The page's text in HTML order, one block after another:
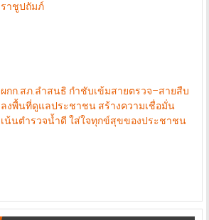
ราชูปถัมภ์
ผกก.สภ.ลำสนธิ กำชับเข้มสายตรวจ–สายสืบ
ลงพื้นที่ดูแลประชาชน สร้างความเชื่อมั่น
เน้นตำรวจน้ำดี ใส่ใจทุกข์สุขของประชาชน